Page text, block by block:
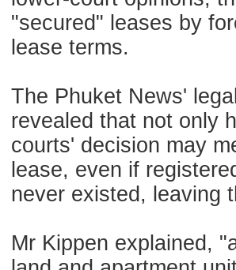
"secured" leases by
lease terms.
The Phuket News'
revealed that not only
courts' decision may
lease, even if
never existed, leaving
Mr Kippen explained,